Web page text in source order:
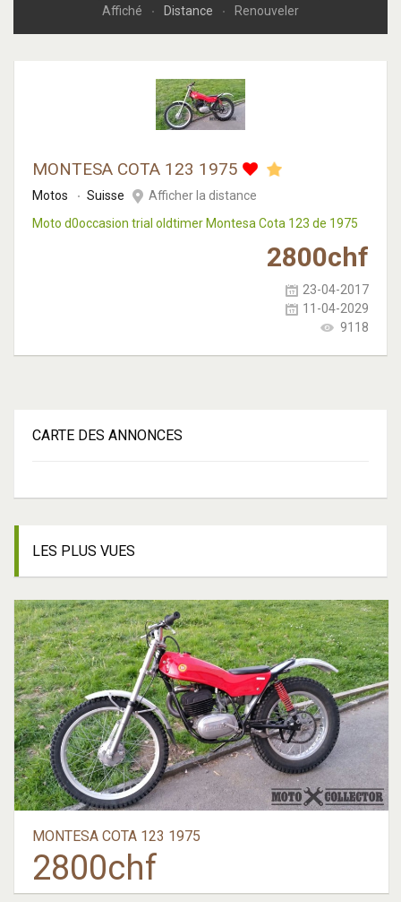
Affiché
Distance Renouveler
MONTESA COTA 123 1975
Motos Suisse
Afficher la distance
Moto d0occasion trial oldtimer Montesa Cota 123 de 1975
2800chf
23-04-2017
11-04-2029
9118
CARTE DES ANNONCES
LES PLUS VUES
MONTESA COTA 123 1975
2800chf